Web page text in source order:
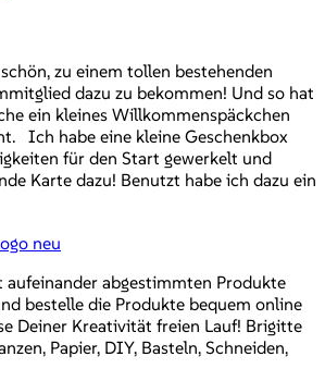
zu einem tollen bestehenden
dazu zu bekommen! Und so hat
ein kleines Willkommenspäckchen
Ich habe eine kleine Geschenkbox
für den Start gewerkelt und
Karte dazu! Benutzt habe ich dazu ein
aufeinander abgestimmten Produkte
bestelle die Produkte bequem online
Deiner Kreativität freien Lauf! Brigitte
Papier, DIY, Basteln, Schneiden,